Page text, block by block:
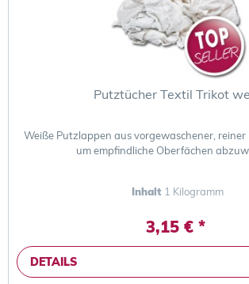
Putztücher Textil Trikot
Weiße Putzlappen aus vorgewaschener, reiner
um empfindliche Oberfächen
Inhalt 1 Kilogramm
3,15 € *
DETAILS